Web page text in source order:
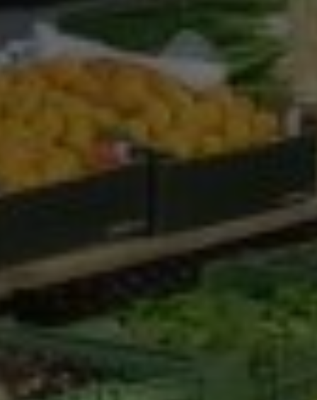
Marketing
Marketing Cookies werden von Drittanbietern oder
Publishern verwendet, um personalisierte
Besucher über Websites hinweg verfolgen.
Externe Medien
Wenn Cookies von externen Medien akzeptiert
werden, bedarf der Zugriff auf externe Inhalte
keiner manuellen Zustimmung mehr.
Google Maps